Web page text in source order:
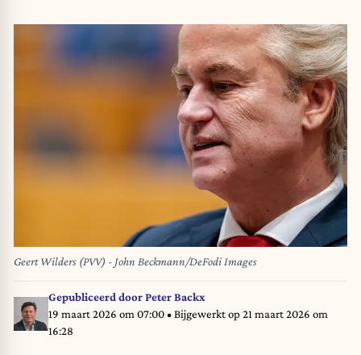
Geert Wilders (PVV) - John Beckmann/DeFodi Images
Gepubliceerd doorPeter Backx
19 maart 2026 om 07:00• Bijgewerkt op21 maart 2026 om
16:28